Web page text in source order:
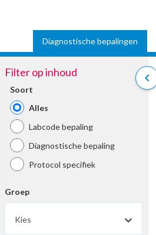
Diagnostische bepalingen
chevron_left
Filter op inhoud
Soort
Alles
Labcode bepaling
Diagnostische bepaling
Protocol specifiek
Groep
Kies